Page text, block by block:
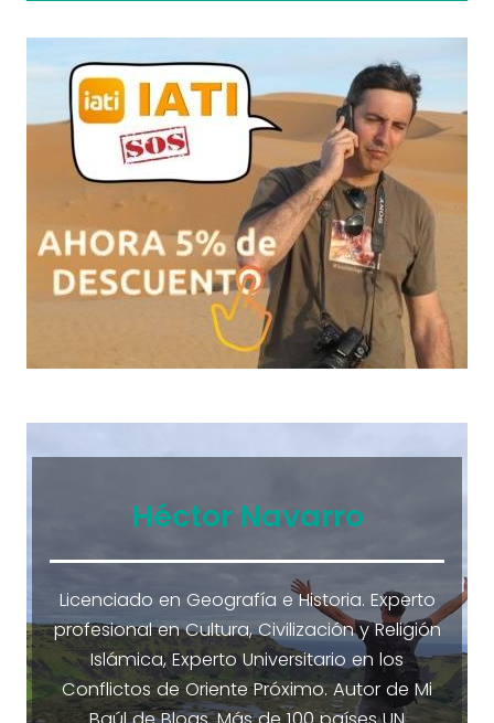
Héctor Navarro
Licenciado en Geografía e Historia. Experto
profesional en Cultura, Civilización y Religión
Islámica, Experto Universitario en los
Conflictos de Oriente Próximo. Autor de Mi